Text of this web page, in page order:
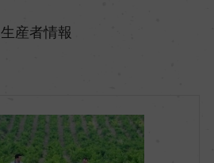
生産者情報